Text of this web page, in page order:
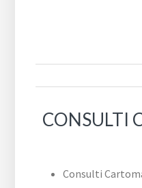
CONSULTI
Consulti